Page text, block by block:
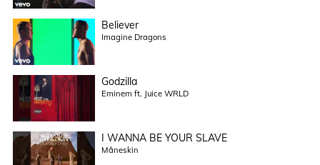
Believer
Imagine Dragons
Godzilla
Eminem ft. Juice WRLD
I WANNA BE YOUR SLAVE
Måneskin